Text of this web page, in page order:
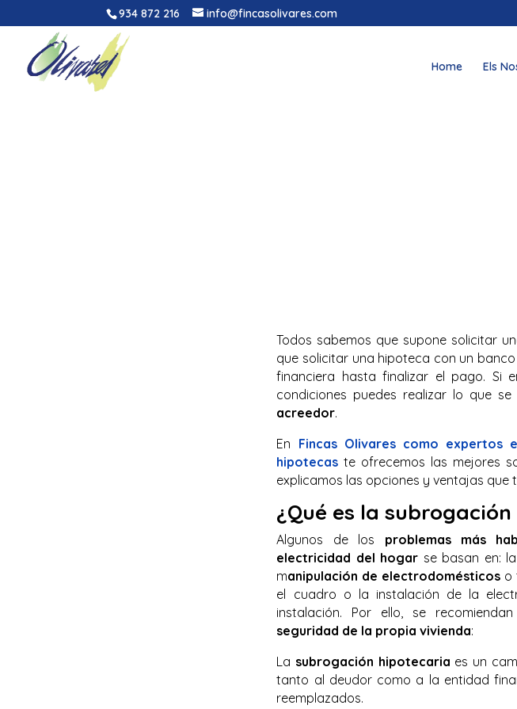
934 872 216 info@fincasolivares.com
Home Els
Todos sabemos que supone solicitar
que solicitar una hipoteca con un
financiera hasta finalizar el pago. Si
condiciones puedes realizar lo que
acreedor.
En Fincas Olivares como expertos
hipotecaste ofrecemos las mejores
explicamos las opciones y ventajas que
¿Qué es la
Algunos de los problemas más
electricidad del hogar se basan en: la
manipulación de electrodomésticos o
el cuadro o la instalación de la
instalación. Por ello, se
seguridad de la propia vivienda:
La subrogación hipotecaria es un
tanto al deudor como a la entidad
reemplazados.